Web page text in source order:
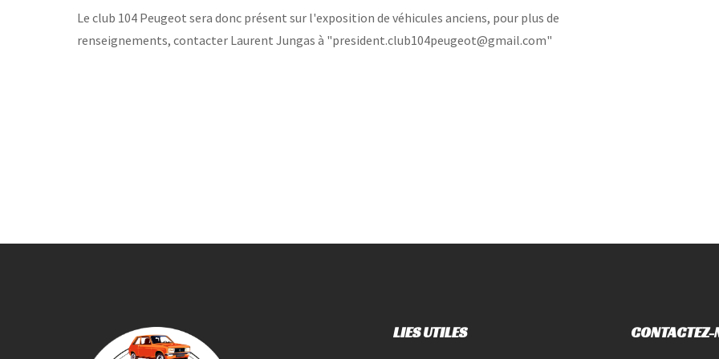
Le club 104 Peugeot sera donc présent sur l'exposition de véhicules anciens, pour plus de
renseignements, contacter Laurent Jungas à "president.club104peugeot@gmail.com"
LIES UTILES CONTACTEZ-